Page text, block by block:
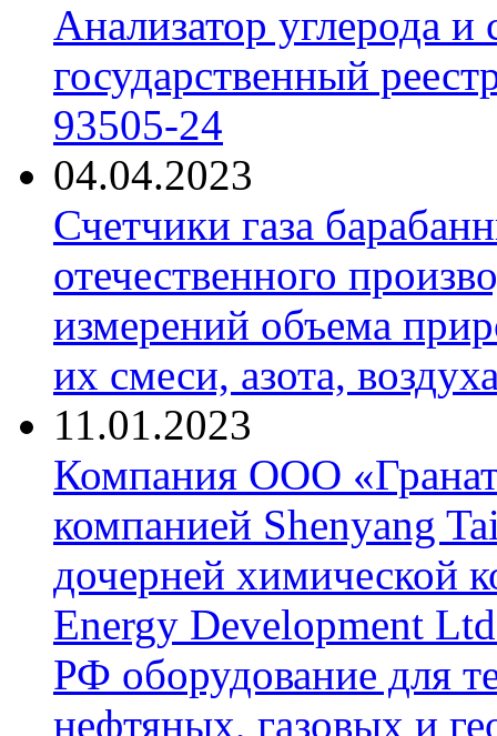
Анализатор углерода
государственный
93505-24
04.04.2023
Счетчики газа
отечественного
измерений объема
их смеси, азота,
11.01.2023
Компания ООО
компанией Shenyang
дочерней химической
Energy Development
РФ оборудование для
нефтяных, газовых и